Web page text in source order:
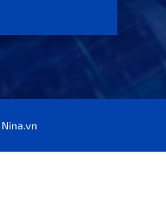
Nina.vn